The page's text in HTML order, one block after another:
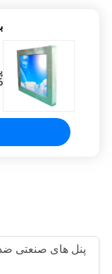
پنل های صنعتی